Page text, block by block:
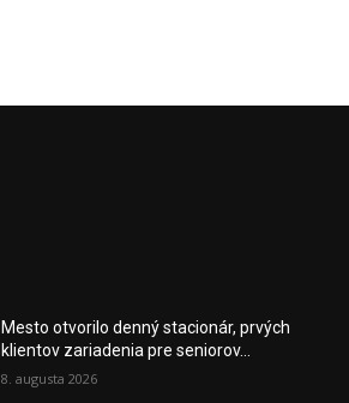
Mesto otvorilo denný stacionár, prvých
klientov zariadenia pre seniorov...
8. augusta 2026